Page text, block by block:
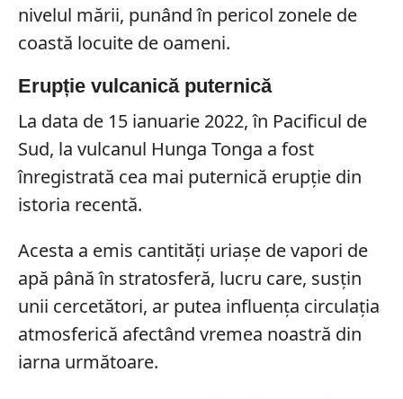
nivelul mării, punând în pericol zonele de
coastă locuite de oameni.
Erupție vulcanică puternică
La data de 15 ianuarie 2022, în Pacificul de
Sud, la vulcanul Hunga Tonga a fost
înregistrată cea mai puternică erupție din
istoria recentă.
Acesta a emis cantități uriașe de vapori de
apă până în stratosferă, lucru care, susțin
unii cercetători, ar putea influența circulația
atmosferică afectând vremea noastră din
iarna următoare.